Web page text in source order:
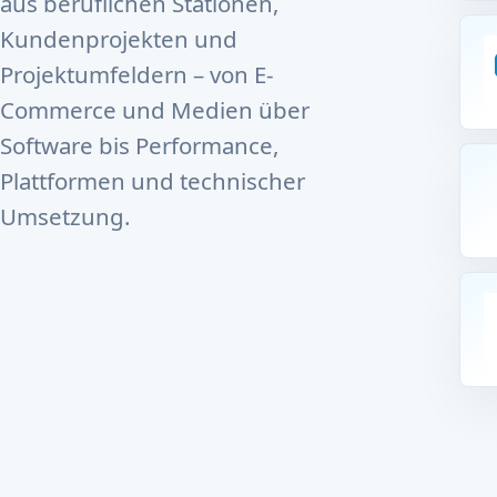
Kundenprojekten und
Projektumfeldern – von E-
Commerce und Medien über
Software bis Performance,
Plattformen und technischer
Umsetzung.